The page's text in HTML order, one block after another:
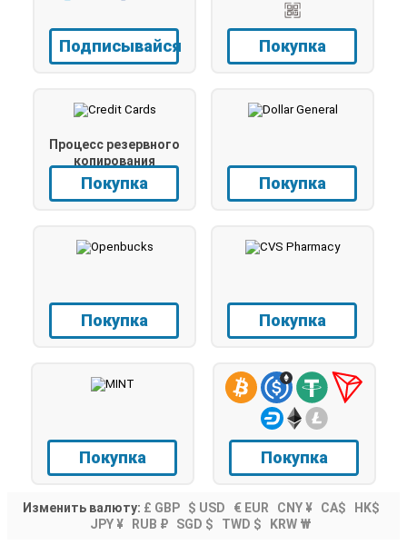
Подписывайся Покупка
Процесс резервного
копирования
Покупка Покупка
Покупка Покупка
Покупка Покупка
Изменить валюту: £ GBP $ USD € EUR CNY ¥ CA$
HK$
JPY ¥
RUB ₽ SGD $ TWD $ KRW ₩